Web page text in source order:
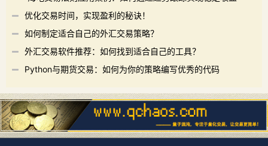
优化交易时间，实现盈利的秘诀！
如何制定适合自己的外汇交易策略？
外汇交易软件推荐：如何找到适合自己的工具？
Python与期货交易：如何为你的策略编写优秀的代码